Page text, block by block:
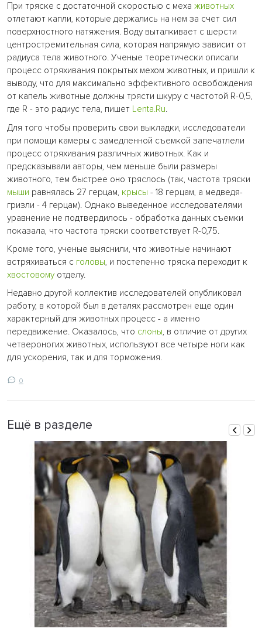
При тряске с достаточной скоростью с меха животных
отлетают капли, которые держались на нем за счет сил
поверхностного натяжения. Воду выталкивает с шерсти
центростремительная сила, которая напрямую зависит от
радиуса тела животного. Ученые теоретически описали
процесс отряхивания покрытых мехом животных, и пришли к
выводу, что для максимально эффективного освобождения
от капель животные должны трясти шкуру с частотой R-0,5,
где R - это радиус тела, пишет Lenta.Ru.
Для того чтобы проверить свои выкладки, исследователи
при помощи камеры с замедленной съемкой запечатлели
процесс отряхивания различных животных. Как и
предсказывали авторы, чем меньше были размеры
животного, тем быстрее оно тряслось (так, частота тряски
мыши равнялась 27 герцам, крысы - 18 герцам, а медведя-
гризли - 4 герцам). Однако выведенное исследователями
уравнение не подтвердилось - обработка данных съемки
показала, что частота тряски соответствует R-0,75.
Кроме того, ученые выяснили, что животные начинают
встряхиваться с головы, и постепенно тряска переходит к
хвостовомуотделу.
Недавно другой коллектив исследователей опубликовал
работу, в которой был в деталях рассмотрен еще один
характерный для животных процесс - а именно
передвижение. Оказалось, что слоны, в отличие от других
четвероногих животных, используют все четыре ноги как
для ускорения, так и для торможения.
0
Ещё в разделе